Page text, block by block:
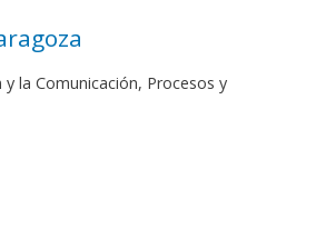
la Comunicación, Procesos y